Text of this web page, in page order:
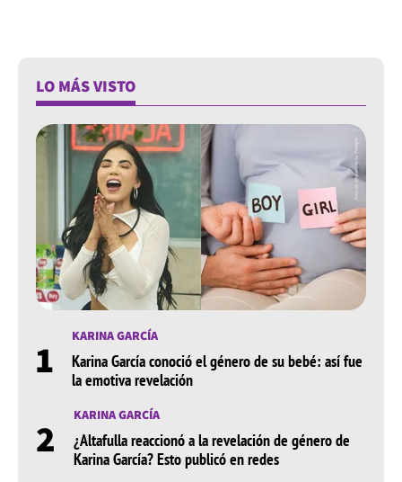
LO MÁS VISTO
1 KARINA GARCÍA
Karina García conoció el género de su bebé: así fue
la emotiva revelación
2 KARINA GARCÍA
¿Altafulla reaccionó a la revelación de género de
Karina García? Esto publicó en redes